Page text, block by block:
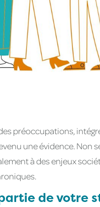
préoccupations,
une évidence. Non
à des enjeux
de votre